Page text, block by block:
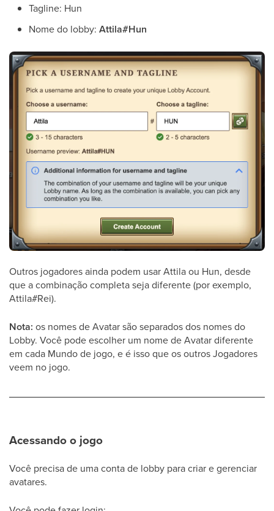
Tagline: Hun
Nome do lobby: Attila#Hun
Outros jogadores ainda podem usar Attila ou Hun, desde
que a combinação completa seja diferente (por exemplo,
Attila#Rei).
Nota: os nomes de Avatar são separados dos nomes do
Lobby. Você pode escolher um nome de Avatar diferente
em cada Mundo de jogo, e é isso que os outros Jogadores
veem no jogo.
Acessando o jogo
Você precisa de uma conta de lobby para criar e gerenciar
avatares.